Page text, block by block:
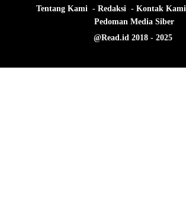
Tentang Kami Redaksi Kontak Kami
Pedoman Media Siber
@Read.id 2018 - 2025